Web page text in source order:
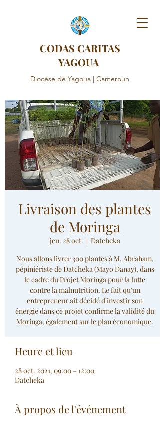
CODAS CARITAS
YAGOUA
Diocèse de Yagoua | Cameroun
Livraison des plantes
de Moringa
jeu. 28 oct.
  |
Datcheka
Nous allons livrer 300 plantes à M. Abraham,
pépiniériste de Datcheka (Mayo Danay), dans
le cadre du Projet Moringa pour la lutte
contre la malnutrition. Le fait qu'un
entrepreneur ait décidé d'investir son
énergie dans ce projet confirme la validité du
Moringa, également sur le plan économique.
Heure et lieu
28 oct. 2021, 09:00 – 12:00
Datcheka
À propos de l'événement